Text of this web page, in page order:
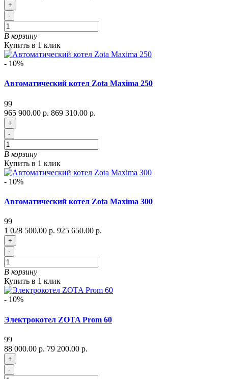
+
-
В корзину
Купить в 1 клик
- 10%
Автоматический котел Zota Maxima 250
99
965 900.00 р. 869 310.00 р.
+
-
В корзину
Купить в 1 клик
- 10%
Автоматический котел Zota Maxima 300
99
1 028 500.00 р. 925 650.00 р.
+
-
В корзину
Купить в 1 клик
- 10%
Электрокотел ZOTA Prom 60
99
88 000.00 р. 79 200.00 р.
+
-